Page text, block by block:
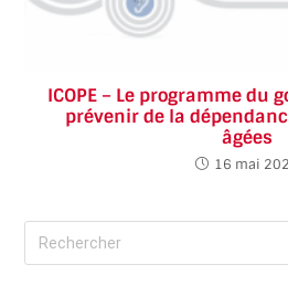
ICOPE – Le programme du
prévenir de la
âgées
16 mai